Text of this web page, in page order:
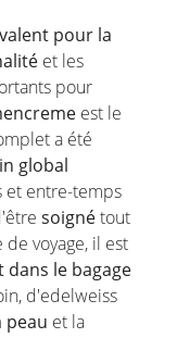
pour la
et les
pour
est le
a été
global
et entre-temps
soignétout
voyage, il est
le bagage
d'edelweiss
peau et la